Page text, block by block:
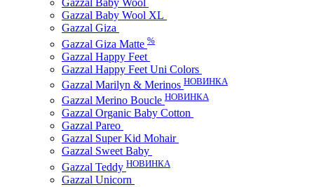
Gazzal Baby Wool
Gazzal Baby Wool XL
Gazzal Giza
Gazzal Giza Matte %
Gazzal Happy Feet
Gazzal Happy Feet Uni Colors
Gazzal Marilyn & Merinos НОВИНКА
Gazzal Merino Boucle НОВИНКА
Gazzal Organic Baby Cotton
Gazzal Pareo
Gazzal Super Kid Mohair
Gazzal Sweet Baby
Gazzal Teddy НОВИНКА
Gazzal Unicorn